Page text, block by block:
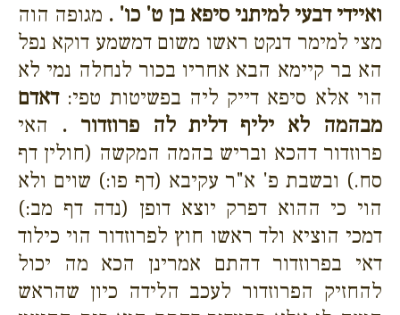
ואיידי דבעי למיתני סיפא בן ט' כו' . מגופה הוה
מצי למימר דנקט ראשו משום דמשמע דוקא נפל
הא בר קיימא הבא אחריו בכור לנחלה נמי לא
הוי אלא סיפא דייק ליה בפשיטות טפי:דאדם
מבהמה לא יליף דלית לה פרוזדור . האי
פרוזדור דהכא ובריש בהמה המקשה (חולין דף
סח.) ובשבת פ' א"ר עקיבא (דף פו:) שוים ולא
הוי כי ההוא דפרק יוצא דופן (נדה דף מב:)
דמכי הוציא ולד ראשו חוץ לפרוזדור הוי כילוד
דאי בפרוזדור דהתם אמרינן הכא מה יכול
להחזיק הפרוזדור לעכב הלידה כיון שהראש